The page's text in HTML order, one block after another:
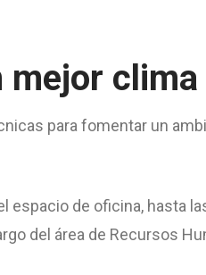
mejor
para fomentar un
espacio de oficina, hasta
del área de Recursos